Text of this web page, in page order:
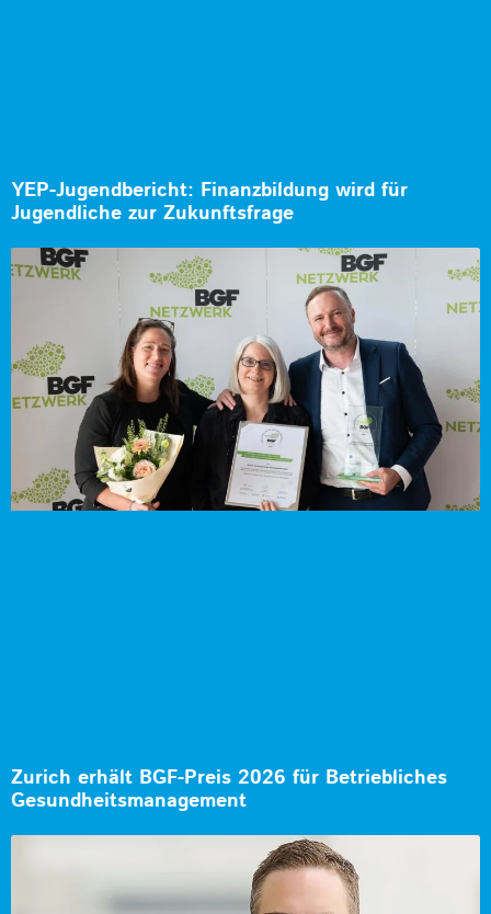
YEP-Jugendbericht: Finanzbildung wird für
Jugendliche zur Zukunftsfrage
Zurich erhält BGF-Preis 2026 für Betriebliches
Gesundheitsmanagement